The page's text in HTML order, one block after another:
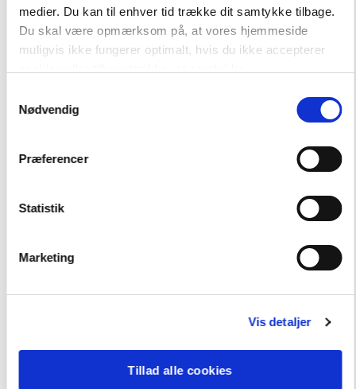
medier. Du kan til enhver tid trække dit samtykke tilbage.
Du skal være opmærksom på, at vores hjemmeside
muligvis ikke fungerer optimalt, hvis du ikke accepterer
Nødvendig
Præferencer
Statistik
Marketing
Vis detaljer
Tillad alle cookies
FORMAT
Bogpakke, fysisk
ISBN
9788723579669
Læsekasser
3.910,50 kr.
Hent flere